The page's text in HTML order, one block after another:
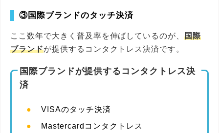
③国際ブランドのタッチ決済
ここ数年で大きく普及率を伸ばしているのが、国際
ブランドが提供するコンタクトレス決済です。
国際ブランドが提供するコンタクトレス決
済
VISAのタッチ決済
Mastercardコンタクトレス